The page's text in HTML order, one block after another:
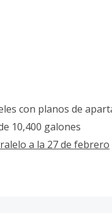
con planos de
10,400 galones
a la 27 de febrero